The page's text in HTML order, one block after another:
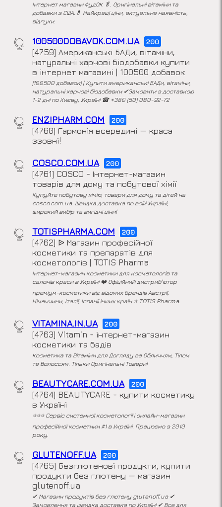
Інтернет магазин ФудОК 🥬. Оригінальні вітаміни та
добавки з США.💊 Найкращі ціни, актуальна наявність,
відгуки.
100500DOBAVOK.COM.UA 200
[4759] Американські БАДи, вітаміни,
натуральні харчові біодобавки купити
в інтернет магазині | 100500 добавок
[100500 добавок] | Купити американські БАДи, вітаміни,
натуральні харчові біодобавки ✔Замовити з доставкою
1-2 дні по Києву, Україні ☎ +380 (50) 080-92-72
ENZIPHARM.COM 200
[4760] Гармонія всередині — краса
ззовні!
COSCO.COM.UA 200
[4761] COSCO - Інтернет-магазин
товарів для дому та побутової хімії
Купуйте побутову хімію, товари для дому та дітей на
cosco.com.ua. Швидка доставка по всій Україні,
широкий вибір та вигідні ціни!
TOTISPHARMA.COM 200
[4762] ᐉ Магазин професійної
косметики та препаратів для
косметологів | TOTIS Pharma
Інтернет-магазин косметики для косметологів та
салонів краси в Україні ❤️ Офіційний дистриб'ютор
преміум-косметики від відомих брендів Австрії,
Німеччини, Італії, Іспанії інших країн ⭐ TOTIS Pharma.
VITAMINA.IN.UA 200
[4763] Vitamin - інтернет-магазин
косметики та бадів
Косметика та Вітаміни для Догляду за Обличчям, Тілом
та Волоссям. Тільки Оригінальні Товари!
BEAUTYCARE.COM.UA 200
[4764] BEAUTYCARE - купити косметику
в Україні
⭐⭐⭐ Сервіс системної косметології і онлайн-магазин
професійної косметики #1 в Україні. Працюємо з 2010
року.
GLUTENOFF.UA 200
[4765] Безглютенові продукти, купити
продукти без глютену — магазин
glutenoff.ua
✔ Магазин продуктів без глютену glutenoff.ua ✔
Замовлення та швидка доставка по Україні ✔ Все для